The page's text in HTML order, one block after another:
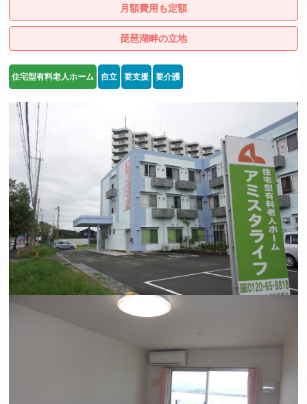
月額費用も定額
琵琶湖畔の立地
住宅型有料老人ホーム 自立 要支援 要介護